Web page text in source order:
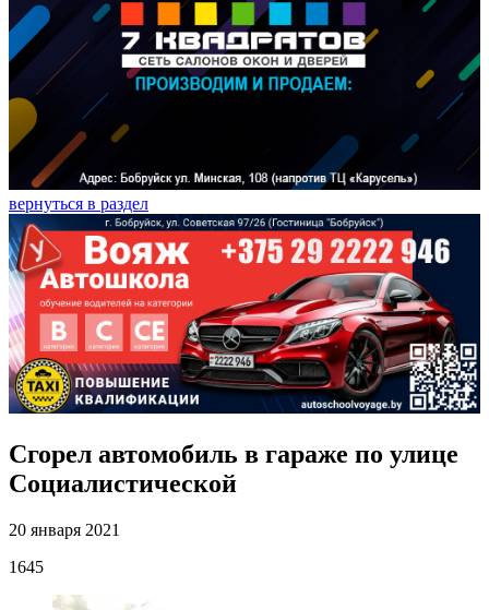
вернуться в раздел
Сгорел автомобиль в гараже по улице
Социалистической
20 января 2021
1645